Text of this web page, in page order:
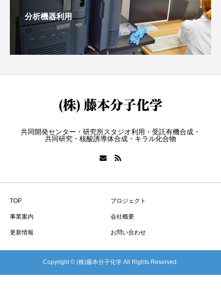
分析機器利用
共同開発センター・研究所スタジオ利用・受託有機合成・
共同研究・核酸誘導体合成・キラル化合物
TOP プロジェクト
事業案内 会社概要
更新情報 お問い合わせ
Copyright © (株)藤本分子化学 All Rights Reserved.